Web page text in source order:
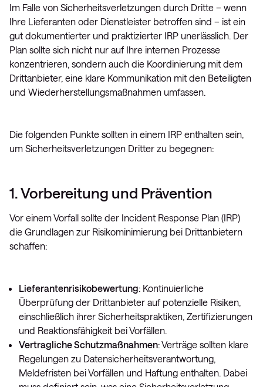
Im Falle von Sicherheitsverletzungen durch Dritte – wenn
Ihre Lieferanten oder Dienstleister betroffen sind – ist ein
gut dokumentierter und praktizierter IRP unerlässlich. Der
Plan sollte sich nicht nur auf Ihre internen Prozesse
konzentrieren, sondern auch die Koordinierung mit dem
Drittanbieter, eine klare Kommunikation mit den Beteiligten
und Wiederherstellungsmaßnahmen umfassen.
Die folgenden Punkte sollten in einem IRP enthalten sein,
um Sicherheitsverletzungen Dritter zu begegnen:
1. Vorbereitung und Prävention
Vor einem Vorfall sollte der Incident Response Plan (IRP)
die Grundlagen zur Risikominimierung bei Drittanbietern
schaffen:
Lieferantenrisikobewertung: Kontinuierliche
Überprüfung der Drittanbieter auf potenzielle Risiken,
einschließlich ihrer Sicherheitspraktiken, Zertifizierungen
und Reaktionsfähigkeit bei Vorfällen.
Vertragliche Schutzmaßnahmen: Verträge sollten klare
Regelungen zu Datensicherheitsverantwortung,
Meldefristen bei Vorfällen und Haftung enthalten. Dabei